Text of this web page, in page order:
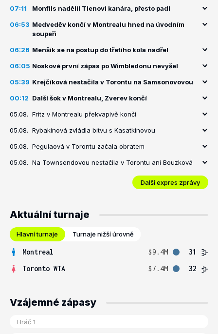
07:11 Monfils nadělil Tienovi kanára, přesto padl
06:53 Medveděv končí v Montrealu hned na úvodním
soupeři
06:26 Menšík se na postup do třetího kola nadřel
06:05 Noskové první zápas po Wimbledonu nevyšel
05:39 Krejčíková nestačila v Torontu na Samsonovovou
00:12 Další šok v Montrealu, Zverev končí
05.08. Fritz v Montrealu překvapivě končí
05.08. Rybakinová zvládla bitvu s Kasatkinovou
05.08. Pegulaová v Torontu začala obratem
05.08. Na Townsendovou nestačila v Torontu ani Bouzková
Další expres zprávy
Aktuální turnaje
Hlavní turnaje Turnaje nižší úrovně
Montreal $9.4M
31
Toronto WTA
$7.4M 32
Vzájemné zápasy